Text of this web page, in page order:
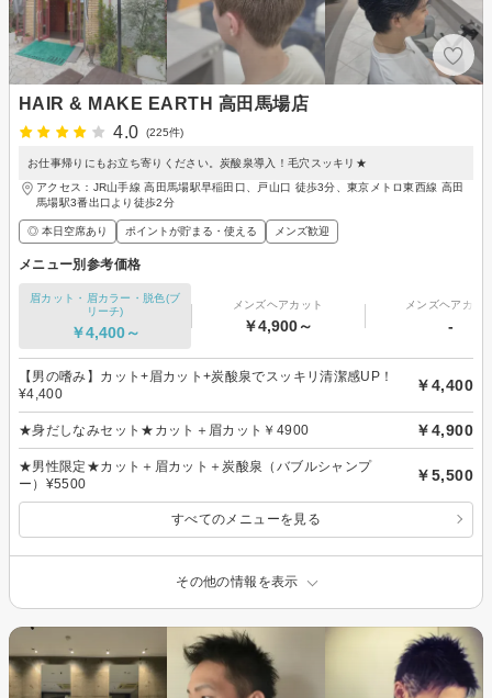
HAIR & MAKE EARTH 高田馬場店
4.0
(225件)
お仕事帰りにもお立ち寄りください。炭酸泉導入！毛穴スッキリ★
アクセス：JR山手線 高田馬場駅早稲田口、戸山口 徒歩3分、東京メトロ東西線 高田
馬場駅3番出口より徒歩2分
◎ 本日空席あり ポイントが貯まる・使える メンズ歓迎
メニュー別参考価格
眉カット・眉カラー・脱色(ブ
リーチ)
￥4,400～
メンズヘアカット
￥4,900～
メンズヘアカラ
-
【男の嗜み】カット+眉カット+炭酸泉でスッキリ清潔感UP！
¥4,400
￥4,400
★身だしなみセット★カット＋眉カット￥4900 ￥4,900
★男性限定★カット＋眉カット＋炭酸泉（バブルシャンプ
ー）¥5500
￥5,500
すべてのメニューを見る
その他の情報を表示